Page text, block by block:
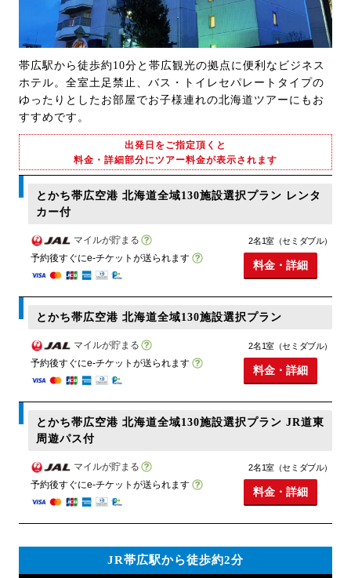
帯広駅から徒歩約10分と帯広観光の拠点に便利なビジネス
ホテル。全室土足禁止、バス・トイレセパレートタイプの
ゆったりとしたお部屋でお子様連れの北海道ツアーにもお
すすめです。
出発日をご指定頂くと
料金・詳細部分にツアー料金が表示されます
とかち帯広空港 北海道全域130施設選択プラン レンタ
カー付
マイルが貯まる
予約後すぐにe-チケットが送られます
2名1室（セミダブル）
料金・詳細
とかち帯広空港 北海道全域130施設選択プラン
マイルが貯まる
予約後すぐにe-チケットが送られます
2名1室（セミダブル）
料金・詳細
とかち帯広空港 北海道全域130施設選択プラン JR道東
周遊パス付
マイルが貯まる
予約後すぐにe-チケットが送られます
2名1室（セミダブル）
料金・詳細
JR帯広駅から徒歩約2分